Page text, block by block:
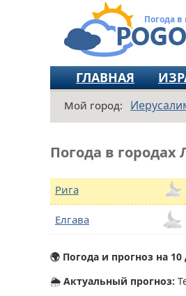
Погода в
ГЛАВНАЯ
Мой город:
Погода в городах
Рига
Елгава
🌍 Погода и прогноз на
🌦 Актуальный прогноз: